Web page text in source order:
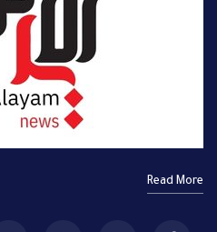
Read More